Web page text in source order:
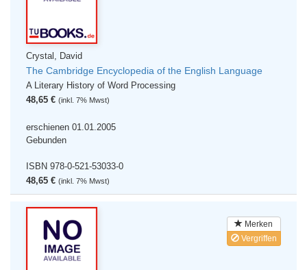
Crystal, David
The Cambridge Encyclopedia of the English Language
A Literary History of Word Processing
48,65 € (inkl. 7% Mwst)
erschienen 01.01.2005
Gebunden
ISBN 978-0-521-53033-0
48,65 € (inkl. 7% Mwst)
Merken
Vergriffen